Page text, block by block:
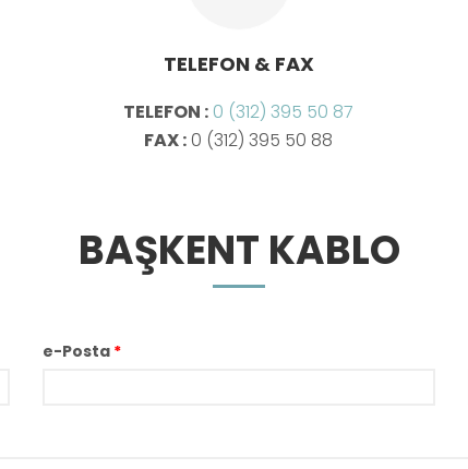
TELEFON & FAX
TELEFON : 0 (312) 395 50 87
FAX :0 (312) 395 50 88
BAŞKENT KABLO
e-Posta *